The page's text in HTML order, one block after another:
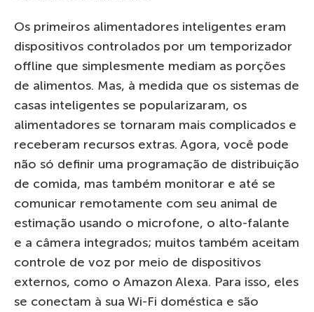
Os primeiros alimentadores inteligentes eram
dispositivos controlados por um temporizador
offline que simplesmente mediam as porções
de alimentos. Mas, à medida que os sistemas de
casas inteligentes se popularizaram, os
alimentadores se tornaram mais complicados e
receberam recursos extras. Agora, você pode
não só definir uma programação de distribuição
de comida, mas também monitorar e até se
comunicar remotamente com seu animal de
estimação usando o microfone, o alto-falante
e a câmera integrados; muitos também aceitam
controle de voz por meio de dispositivos
externos, como o Amazon Alexa. Para isso, eles
se conectam à sua Wi-Fi doméstica e são